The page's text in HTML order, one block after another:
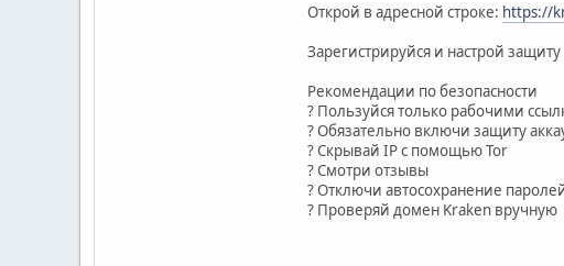
Открой в адресной строке: https://
Зарегистрируйся и настрой защиту
Рекомендации по безопасности
? Пользуйся только рабочими
? Обязательно включи защиту
? Скрывай IP с помощью Tor
? Смотри отзывы
? Отключи автосохранение
? Проверяй домен Kraken вручную